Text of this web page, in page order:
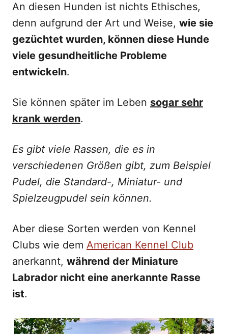
An diesen Hunden ist nichts Ethisches,
denn aufgrund der Art und Weise, wie sie
gezüchtet wurden, können diese Hunde
viele gesundheitliche Probleme
entwickeln.
Sie können später im Leben sogar sehr
krank werden.
Es gibt viele Rassen, die es in
verschiedenen Größen gibt, zum Beispiel
Pudel, die Standard-, Miniatur- und
Spielzeugpudel sein können.
Aber diese Sorten werden von Kennel
Clubs wie dem American Kennel Club
anerkannt, während der Miniature
Labrador nicht eine anerkannte Rasse
ist.